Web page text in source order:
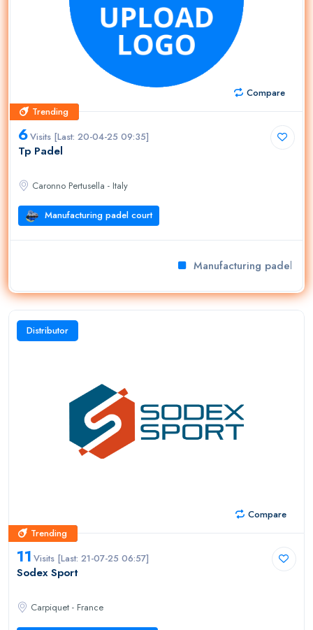
Compare
Trending
Trending
6Visits [Last: 20-04-25 09:35]
Tp Padel
Caronno Pertusella - Italy
Manufacturing padel court
Manufacturing padel
Distributor
Compare
Trending
Trending
11 Visits [Last: 21-07-25 06:57]
Sodex Sport
Carpiquet - France